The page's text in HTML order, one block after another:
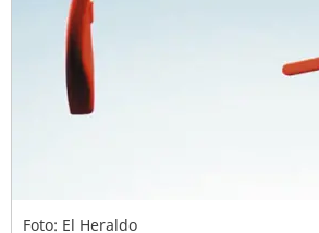
Foto: El Heraldo